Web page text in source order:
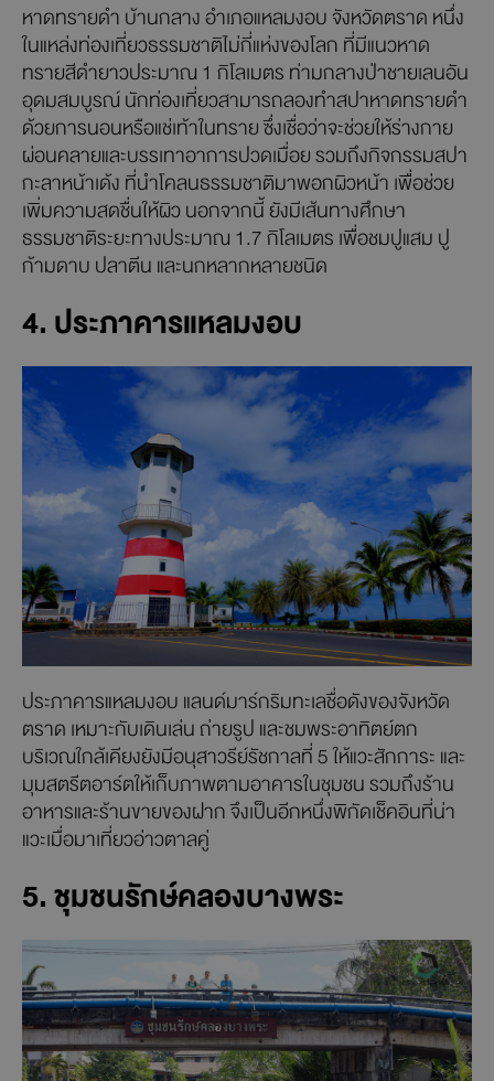
หาดทรายดำ บ้านกลาง อำเภอแหลมงอบ จังหวัดตราด หนึ่ง
ในแหล่งท่องเที่ยวธรรมชาติไม่กี่แห่งของโลก ที่มีแนวหาด
ทรายสีดำยาวประมาณ 1 กิโลเมตร ท่ามกลางป่าชายเลนอัน
อุดมสมบูรณ์ นักท่องเที่ยวสามารถลองทำสปาหาดทรายดำ
ด้วยการนอนหรือแช่เท้าในทราย ซึ่งเชื่อว่าจะช่วยให้ร่างกาย
ผ่อนคลายและบรรเทาอาการปวดเมื่อย รวมถึงกิจกรรมสปา
กะลาหน้าเด้ง ที่นำโคลนธรรมชาติมาพอกผิวหน้า เพื่อช่วย
เพิ่มความสดชื่นให้ผิว นอกจากนี้ ยังมีเส้นทางศึกษา
ธรรมชาติระยะทางประมาณ 1.7 กิโลเมตร เพื่อชมปูแสม ปู
ก้ามดาบ ปลาตีน และนกหลากหลายชนิด
4. ประภาคารแหลมงอบ
ประภาคารแหลมงอบ แลนด์มาร์กริมทะเลชื่อดังของจังหวัด
ตราด เหมาะกับเดินเล่น ถ่ายรูป และชมพระอาทิตย์ตก
บริเวณใกล้เคียงยังมีอนุสาวรีย์รัชกาลที่ 5 ให้แวะสักการะ และ
มุมสตรีตอาร์ตให้เก็บภาพตามอาคารในชุมชน รวมถึงร้าน
อาหารและร้านขายของฝาก จึงเป็นอีกหนึ่งพิกัดเช็คอินที่น่า
แวะเมื่อมาเที่ยวอ่าวตาลคู่
5. ชุมชนรักษ์คลองบางพระ